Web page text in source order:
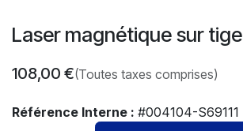
Laser magnétique sur tige
108,00 €(Toutes taxes comprises)
Référence Interne : #004104-S69111